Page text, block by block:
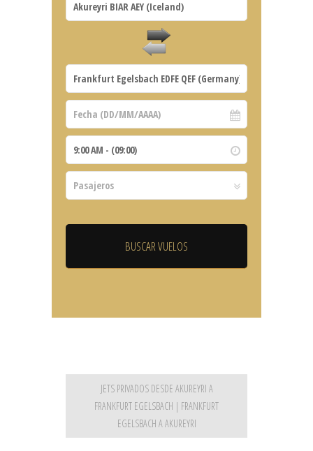
JETS PRIVADOS DESDE AKUREYRI A
FRANKFURT EGELSBACH | FRANKFURT
EGELSBACH A AKUREYRI